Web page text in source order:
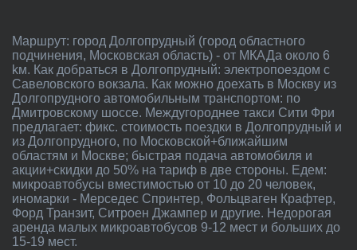
Маршрут: город Долгопрудный (город областного
подчинения, Московская область) - от МКАДа около 6
kм. Как добраться в Долгопрудный: электропоездом с
Савеловского вокзала. Как можно доехать в Москву из
Долгопрудного автомобильным транспортом: по
Дмитровскому шоссе. Междугороднее такси Сити Фри
предлагает: фикс. стоимость поездки в Долгопрудный и
из Долгопрудного, по Московской+ближайшим
областям и Москве; быстрая подача автомобиля и
акции+скидки до 50% на тариф в две стороны. Едем:
микроавтобусы вместимостью от 10 до 20 человек,
иномарки - Мерседес Спринтер, Фольцваген Крафтер,
Форд Транзит, Ситроен Джампер и другие. Недорогая
аренда малых микроавтобусов 9-12 мест и больших до
15-19 мест.